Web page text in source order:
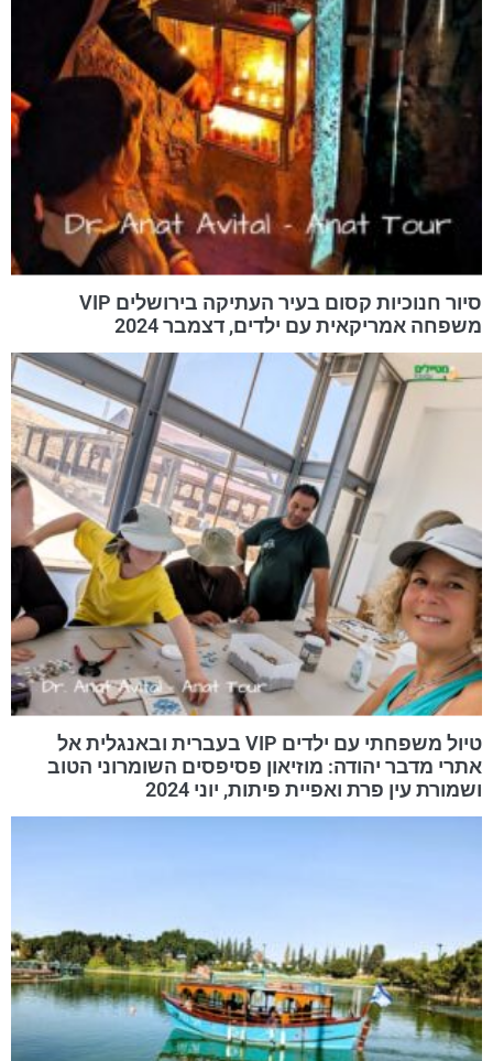
סיור חנוכיות קסום בעיר העתיקה בירושלים VIP
משפחה אמריקאית עם ילדים, דצמבר 2024
טיול משפחתי עם ילדים VIP בעברית ובאנגלית אל
אתרי מדבר יהודה: מוזיאון פסיפסים השומרוני הטוב
ושמורת עין פרת ואפיית פיתות, יוני 2024